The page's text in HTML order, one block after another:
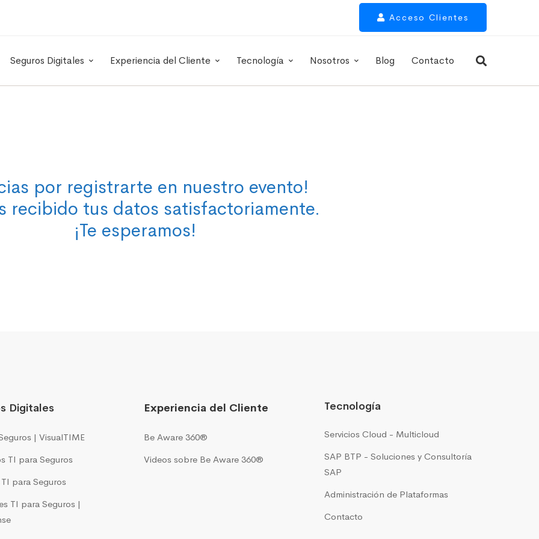
Acceso Clientes
Seguros Digitales Experiencia del Cliente Tecnología Nosotros Blog Contacto
por registrarte en nuestro evento!
recibido tus datos satisfactoriamente.
¡Te esperamos!
Digitales
| VisualTIME
TI para Seguros
para Seguros
TI para Seguros |
Experiencia del Cliente
Be Aware 360®
Videos sobre Be Aware 360®
Tecnología
Servicios Cloud - Multicloud
SAP BTP - Soluciones y Consultoría
SAP
Administración de Plataformas
Contacto